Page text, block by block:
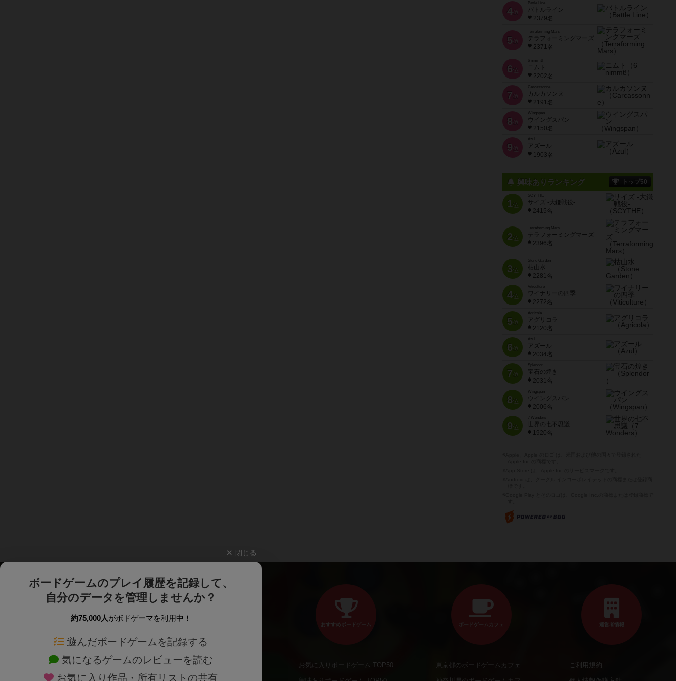
4位
Battle Line
バトルライン
2379名
5 位
Terraforming Mars
テラフォーミングマーズ
2371名
6 位
ニムト
2202名
7 位
Carcassonne
カルカソンヌ
2191名
8 位
Wingspan
ウイングスパン
2150名
9 位
Azul
アズール
1903名
興味ありランキング トップ50
1位
SCYTHE
サイズ -大鎌戦役-
2415名
2位
Terraforming Mars
テラフォーミングマーズ
2396名
3位
Stone Garden
枯山水
2281名
4位
Viticulture
ワイナリーの四季
2272名
5位
Agricola
アグリコラ
2120名
6位
Azul
アズール
2034名
7位
宝石の煌き
2031名
8位
Wingspan
ウイングスパン
2006名
9位
7 Wonders
世界の七不思議
1920名
閉じる
ボードゲームのプレイ履歴を記録して、
自分のデータを管理しませんか？
約75,000人がボドゲーマを利用中！
遊んだボードゲームを記録する
気になるゲームのレビューを読む
お気に入り作品・所有リストの共有
ボードゲームを検索する 新作・再入荷情報
おすすめボードゲーム
お気に入りボードゲーム TOP50
ボードゲームカフェ
東京都のボードゲームカフェ
運営者情報
ご利用規約